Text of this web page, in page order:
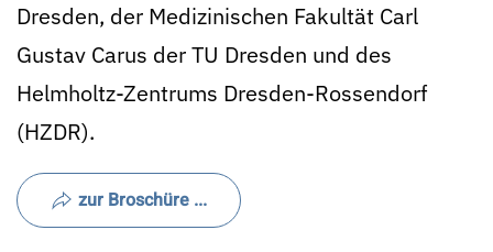
Dresden, der Medizinischen Fakultät Carl
Gustav Carus der TU Dresden und des
Helmholtz-Zentrums Dresden-Rossendorf
(HZDR).
zur Broschüre ...